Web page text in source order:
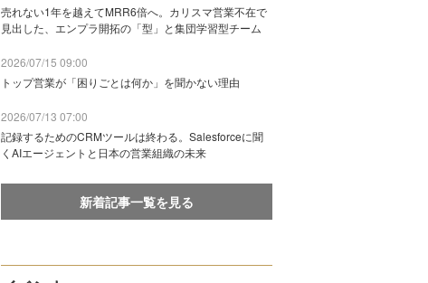
売れない1年を越えてMRR6倍へ。カリスマ営業不在で
見出した、エンプラ開拓の「型」と集団学習型チーム
2026/07/15 09:00
トップ営業が「困りごとは何か」を聞かない理由
2026/07/13 07:00
記録するためのCRMツールは終わる。Salesforceに聞
くAIエージェントと日本の営業組織の未来
新着記事一覧を見る